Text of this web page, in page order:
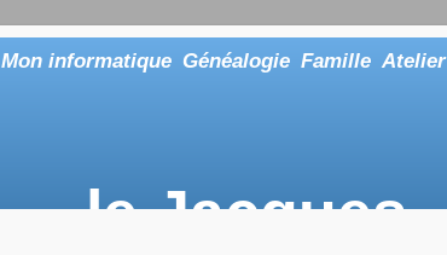
Mon informatique Généalogie Famille Atelier
le Jacques